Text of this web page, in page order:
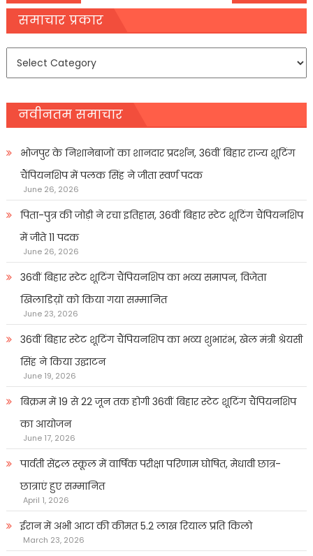
navigation
समाचार प्रकार
नवीनतम समाचार
भोजपुर के निशानेबाजों का शानदार प्रदर्शन, 36वीं बिहार राज्य शूटिंग
चैंपियनशिप में पलक सिंह ने जीता स्वर्ण पदक
June 26, 2026
पिता-पुत्र की जोड़ी ने रचा इतिहास, 36वीं बिहार स्टेट शूटिंग चैंपियनशिप
में जीते 11 पदक
June 26, 2026
36वीं बिहार स्टेट शूटिंग चैंपियनशिप का भव्य समापन, विजेता
खिलाडिय़ों को किया गया सम्मानित
June 23, 2026
36वीं बिहार स्टेट शूटिंग चैंपियनशिप का भव्य शुभारंभ, खेल मंत्री श्रेयसी
सिंह ने किया उद्घाटन
June 19, 2026
बिक्रम में 19 से 22 जून तक होगी 36वीं बिहार स्टेट शूटिंग चैंपियनशिप
का आयोजन
June 17, 2026
पार्वती सेंट्रल स्कूल में वार्षिक परीक्षा परिणाम घोषित, मेधावी छात्र-
छात्राएं हुए सम्मानित
April 1, 2026
ईरान में अभी आटा की कीमत 5.2 लाख रियाल प्रति किलो
March 23, 2026